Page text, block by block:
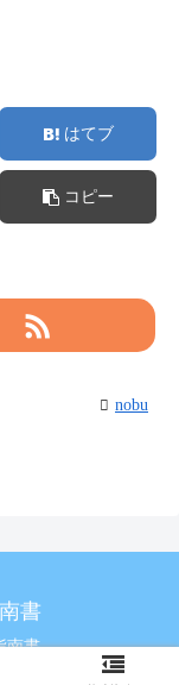
はてブ
コピー
nobu
書
南書.